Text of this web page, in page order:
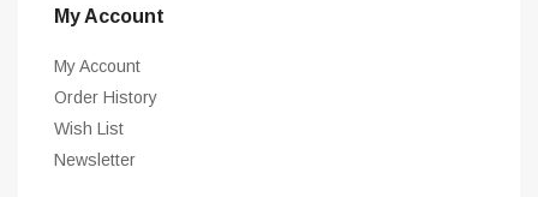
My Account
My Account
Order History
Wish List
Newsletter